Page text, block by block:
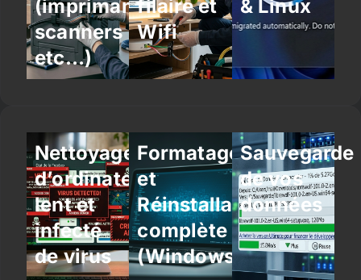
(imprimantes,
scanners
etc…)
filaire et
Wifi
& Linux
Nettoyage
d’ordinateur
lent et
infecté
de virus
Formatage
et
Réinstallation
complète
(Windows/Linux)
Sauvegarde
de vos
données